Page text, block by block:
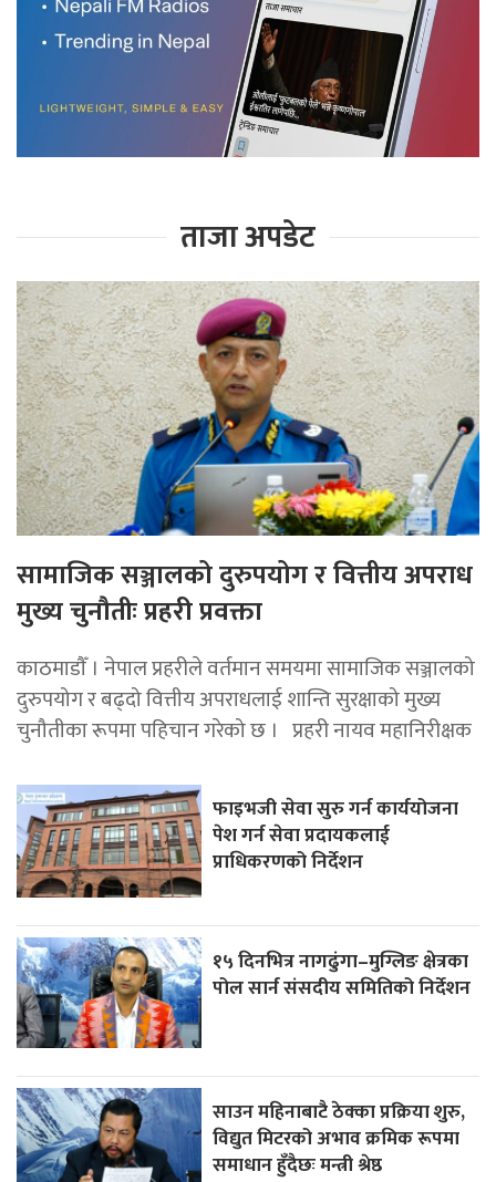
ताजा अपडेट
सामाजिक सञ्जालको दुरुपयोग र वित्तीय अपराध
मुख्य चुनौतीः प्रहरी प्रवक्ता
काठमाडाैँ । नेपाल प्रहरीले वर्तमान समयमा सामाजिक सञ्जालको
दुरुपयोग र बढ्दो वित्तीय अपराधलाई शान्ति सुरक्षाको मुख्य
चुनौतीका रूपमा पहिचान गरेको छ । प्रहरी नायव महानिरीक्षक
फाइभजी सेवा सुरु गर्न कार्ययोजना
पेश गर्न सेवा प्रदायकलाई
प्राधिकरणको निर्देशन
१५ दिनभित्र नागढुंगा–मुग्लिङ क्षेत्रका
पोल सार्न संसदीय समितिको निर्देशन
साउन महिनाबाटै ठेक्का प्रक्रिया शुरु,
विद्युत मिटरको अभाव क्रमिक रूपमा
समाधान हुँदैछः मन्त्री श्रेष्ठ